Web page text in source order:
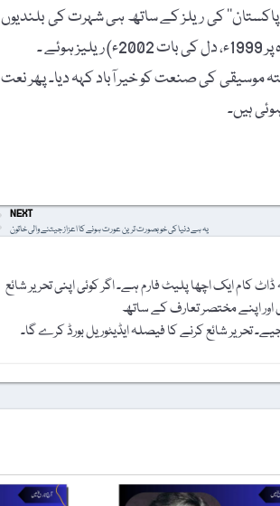
لاہور کے فارغ التحصیل تھے۔ 1987ء میں ’’دل دل پاکستان‘‘ کی ریلز کے ساتھ ہی شہرت کی بلندیوں
موسیقی کی صنعت کو خیر آباد کہہ دیا۔ پھر نعت
ہیں۔
NEXT
یہ ہے دنیا کی خوبصورت ترین عورت ہونے کا اعزاز جیتنے والی خاتون
کام ایک اچھا پلیٹ فارم ہے۔ اگر کوئی اپنی تحریر شائع
اور اپنے مختصر تعارف کے ساتھ